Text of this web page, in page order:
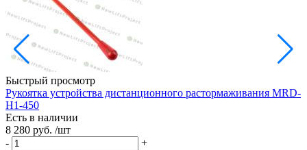
Быстрый просмотр
Рукоятка устройства дистанционного растормаживания MRD-
H1-450
Есть в наличии
8 280 руб. /шт
-
+